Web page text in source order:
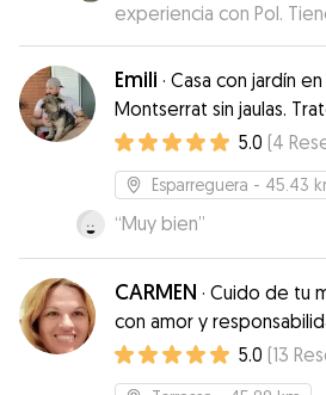
experiencia con Pol.
para que estén
personalidad de cada
sus peculiaridades. Se
canino, y hemos
algunos consejos.
Emili · Casa con jardín en
Montserrat sin jaulas.
5.0 (4
Esparreguera - 45.43
“Muy bien”
CARMEN · Cuido de tu
con amor y
5.0 (13